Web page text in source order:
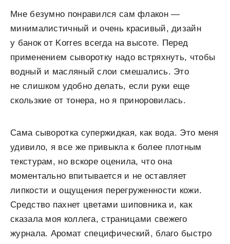
Мне безумно понравился сам флакон —
минималистичный и очень красивый, дизайн
у банок от Korres всегда на высоте. Перед
применением сыворотку надо встряхнуть, чтобы
водный и масляный слои смешались. Это
не слишком удобно делать, если руки еще
скользкие от тонера, но я приноровилась.
Сама сыворотка супержидкая, как вода. Это меня
удивило, я все же привыкла к более плотным
текстурам, но вскоре оценила, что она
моментально впитывается и не оставляет
липкости и ощущения перегруженности кожи.
Средство пахнет цветами шиповника и, как
сказала моя коллега, страницами свежего
журнала. Аромат специфический, благо быстро